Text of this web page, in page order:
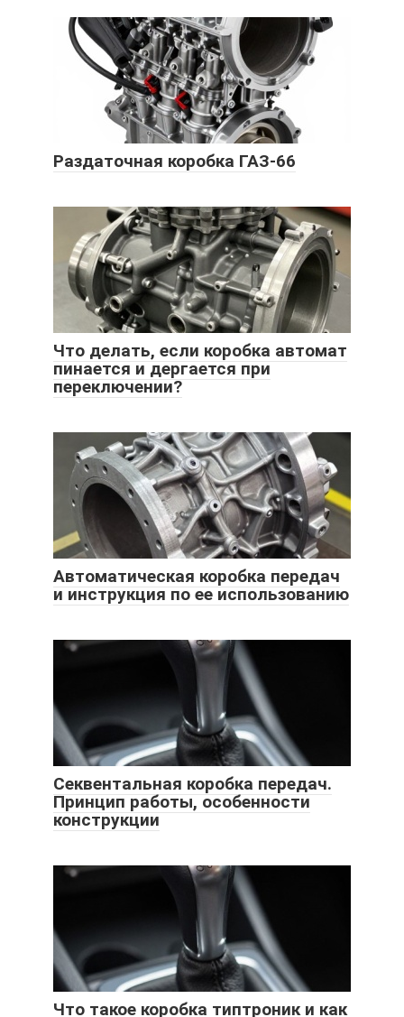
Раздаточная коробка ГАЗ-66
Что делать, если коробка автомат
пинается и дергается при
переключении?
Автоматическая коробка передач
и инструкция по ее использованию
Секвентальная коробка передач.
Принцип работы, особенности
конструкции
Что такое коробка типтроник и как